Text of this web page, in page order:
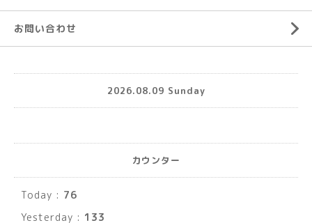
お問い合わせ
2026.08.09 Sunday
カウンター
Today : 76
Yesterday : 133